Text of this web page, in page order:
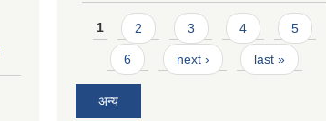
Pages
1 2 3 4 5
6 next › last »
अन्य